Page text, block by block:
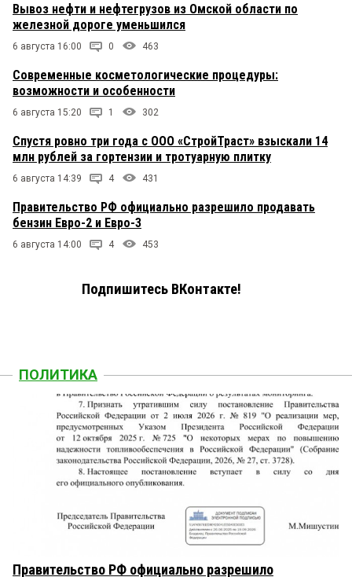
Вывоз нефти и нефтегрузов из Омской области по
железной дороге уменьшился
6 августа 16:00 0 463
Современные косметологические процедуры:
возможности и особенности
6 августа 15:20 1 302
Спустя ровно три года с ООО «СтройТраст» взыскали 14
млн рублей за гортензии и тротуарную плитку
6 августа 14:39 4 431
Правительство РФ официально разрешило продавать
бензин Евро-2 и Евро-3
6 августа 14:00 4 453
Подпишитесь ВКонтакте!
ПОЛИТИКА
Правительство РФ официально разрешило